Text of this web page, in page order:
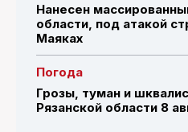
Нанесен
области, под атакой
Маяках
Погода
Грозы, туман и
Рязанской области 8